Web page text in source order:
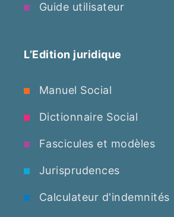
Guide utilisateur
L’Edition juridique
Manuel Social
Dictionnaire Social
Fascicules et modèles
Jurisprudences
Calculateur d'indemnités